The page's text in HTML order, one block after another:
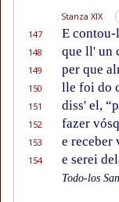
Stanza XIX
147 E
148 que ll' un
149 per que
150 lle foi do
151 diss' el,
152 fazer
153 e receber
154 e serei
Todo-los